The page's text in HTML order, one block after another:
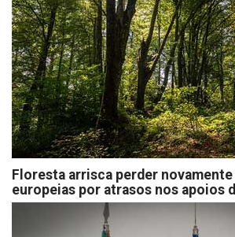
Floresta arrisca perder
europeias por atrasos nos apoios